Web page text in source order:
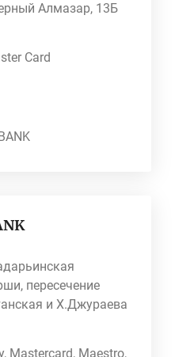
Алмазар, 13Б
Card
пересечение
и Х.Джураева
Mastercard, Maestro,